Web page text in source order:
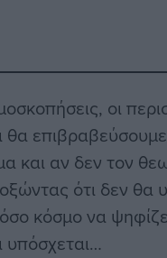
οι
θα
και αν δεν τον
ότι δεν θα
κόσμο να